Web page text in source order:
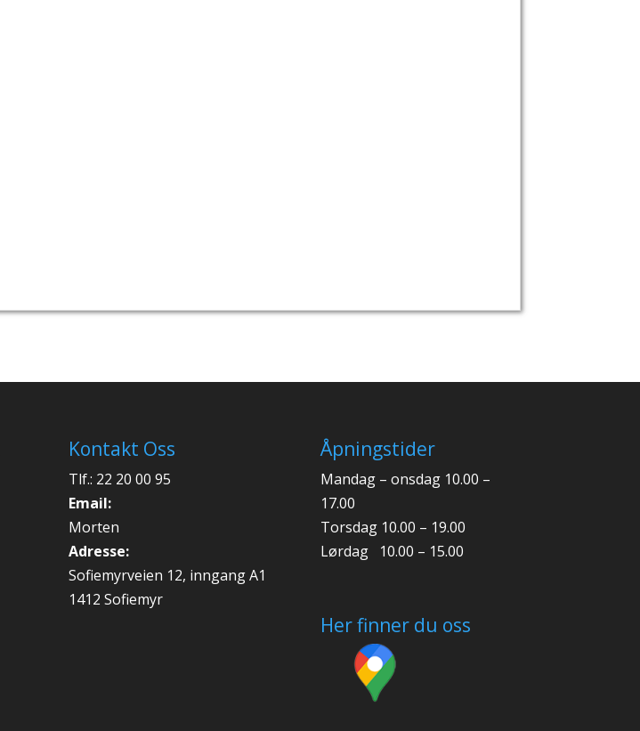
Kontakt Oss
Tlf.: 22 20 00 95
Email:
Morten
Adresse:
Sofiemyrveien 12, inngang A1
1412 Sofiemyr
Åpningstider
Mandag – onsdag 10.00 –
17.00
Torsdag 10.00 – 19.00
Lørdag 10.00 – 15.00
Her finner du oss